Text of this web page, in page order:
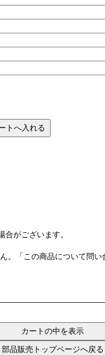
がございます。
。「この商品について問